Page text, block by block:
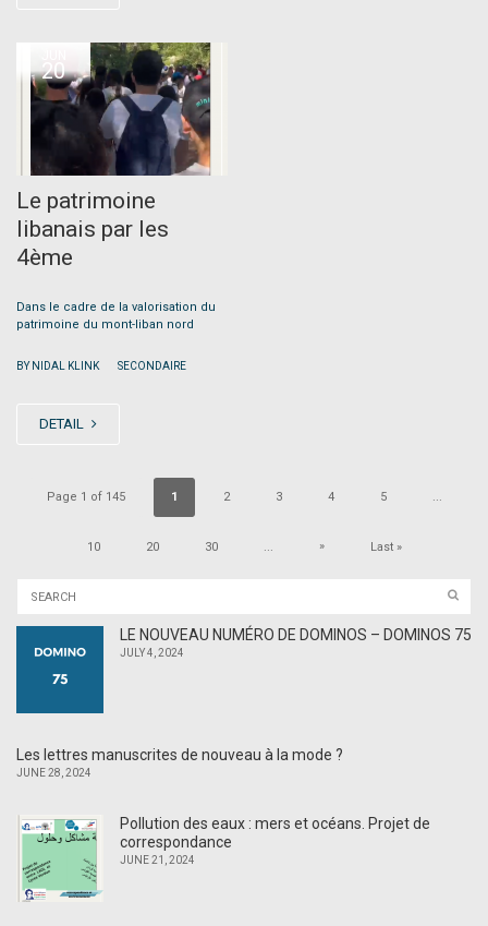
20
Le patrimoine
libanais par les
4ème
Dans le cadre de la valorisation du
patrimoine du mont-liban nord
BY NIDAL KLINK SECONDAIRE
DETAIL
Page 1 of 145 1 2 3 4 5 ...
10 20 30 ... » Last »
LE NOUVEAU NUMÉRO DE DOMINOS – DOMINOS 75
JULY 4, 2024
Les lettres manuscrites de nouveau à la mode ?
JUNE 28, 2024
Pollution des eaux : mers et océans. Projet de
correspondance
JUNE 21, 2024